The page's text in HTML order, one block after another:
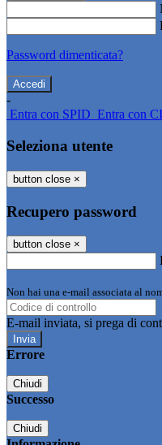
Password dimenticata?
-
Entra con SPID Entra con
Seleziona utente
button close ×
Recupero password
button close ×
Non hai una e-mail associata al
E-mail inviata, si prega di
Errore
Chiudi
Successo
Chiudi